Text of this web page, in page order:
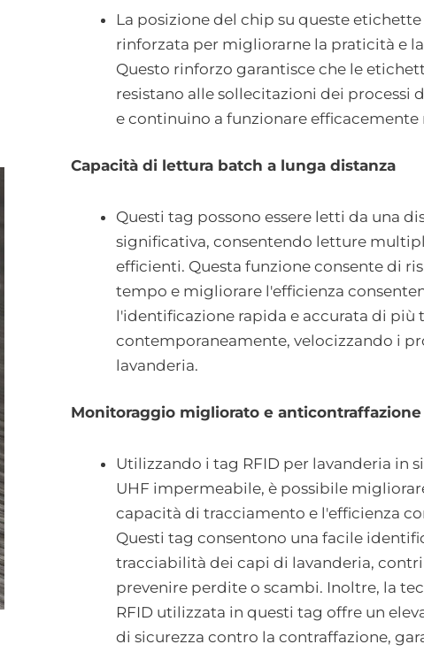
La posizione del chip su queste etichette
rinforzata per migliorarne la praticità e
Questo rinforzo garantisce che le
resistano alle sollecitazioni dei processi
e continuino a funzionare efficacemente
Capacità di lettura batch a lunga distanza
Questi tag possono essere letti da una
significativa, consentendo letture
efficienti. Questa funzione consente di
tempo e migliorare l'efficienza
l'identificazione rapida e accurata di più
contemporaneamente, velocizzando i
lavanderia.
Monitoraggio migliorato e anticontraffazione
Utilizzando i tag RFID per lavanderia in
UHF impermeabile, è possibile
capacità di tracciamento e l'efficienza
Questi tag consentono una facile
tracciabilità dei capi di lavanderia,
prevenire perdite o scambi. Inoltre, la
RFID utilizzata in questi tag offre un
di sicurezza contro la contraffazione,